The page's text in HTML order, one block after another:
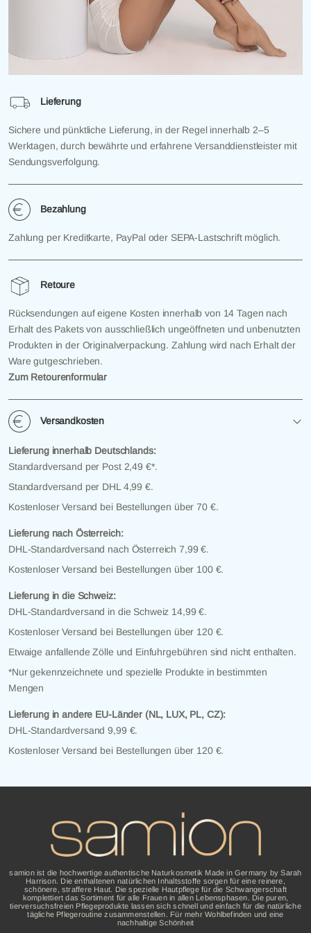
Lieferung
Sichere und pünktliche Lieferung, in der Regel innerhalb 2–5
Werktagen, durch bewährte und erfahrene Versanddienstleister mit
Sendungsverfolgung.
Bezahlung
Zahlung per Kreditkarte, PayPal oder SEPA-Lastschrift möglich.
Retoure
Rücksendungen auf eigene Kosten innerhalb von 14 Tagen nach
Erhalt des Pakets von ausschließlich ungeöffneten und unbenutzten
Produkten in der Originalverpackung. Zahlung wird nach Erhalt der
Ware gutgeschrieben.
Zum Retourenformular
Versandkosten
Lieferung innerhalb Deutschlands:
Standardversand per Post 2,49 €*.
Standardversand per DHL 4,99 €.
Kostenloser Versand bei Bestellungen über 70 €.
Lieferung nach Österreich:
DHL-Standardversand nach Österreich 7,99 €.
Kostenloser Versand bei Bestellungen über 100 €.
Lieferung in die Schweiz:
DHL-Standardversand in die Schweiz 14,99 €.
Kostenloser Versand bei Bestellungen über 120 €.
Etwaige anfallende Zölle und Einfuhrgebühren sind nicht enthalten.
*Nur gekennzeichnete und spezielle Produkte in bestimmten
Mengen
Lieferung in andere EU-Länder (NL, LUX, PL, CZ):
DHL-Standardversand 9,99 €.
Kostenloser Versand bei Bestellungen über 120 €.
samion ist die hochwertige authentische Naturkosmetik Made in Germany by Sarah
Harrison. Die enthaltenen natürlichen Inhaltsstoffe sorgen für eine reinere,
schönere, straffere Haut. Die spezielle Hautpflege für die Schwangerschaft
komplettiert das Sortiment für alle Frauen in allen Lebensphasen. Die puren,
tierversuchsfreien Pflegeprodukte lassen sich schnell und einfach für die natürliche
tägliche Pflegeroutine zusammenstellen. Für mehr Wohlbefinden und eine
nachhaltige Schönheit